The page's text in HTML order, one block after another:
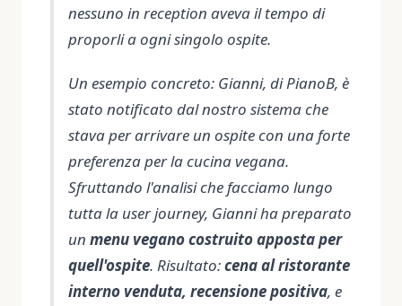
nessuno in reception aveva il tempo di
proporli a ogni singolo ospite.
Un esempio concreto: Gianni, di PianoB, è
stato notificato dal nostro sistema che
stava per arrivare un ospite con una forte
preferenza per la cucina vegana.
Sfruttando l'analisi che facciamo lungo
tutta la user journey, Gianni ha preparato
un menu vegano costruito apposta per
quell'ospite. Risultato:cena al ristorante
interno venduta, recensione positiva, e